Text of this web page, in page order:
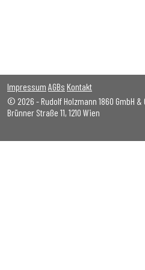
Impressum AGBs Kontakt
© 2026 - Rudolf Holzmann 1860 GmbH &
Brünner Straße 11, 1210 Wien